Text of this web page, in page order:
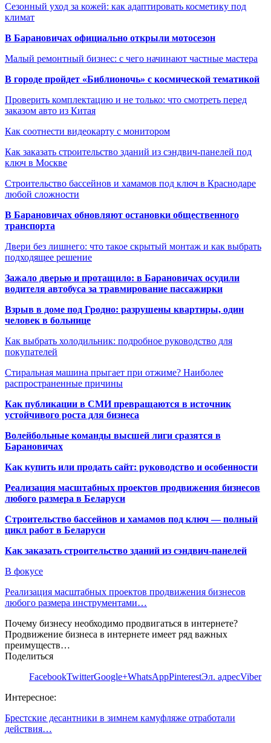
Сезонный уход за кожей: как адаптировать косметику под
климат
В Барановичах официально открыли мотосезон
Малый ремонтный бизнес: с чего начинают частные мастера
В городе пройдет «Библионочь» с космической тематикой
Проверить комплектацию и не только: что смотреть перед
заказом авто из Китая
Как соотнести видеокарту с монитором
Как заказать строительство зданий из сэндвич-панелей под
ключ в Москве
Строительство бассейнов и хамамов под ключ в Краснодаре
любой сложности
В Барановичах обновляют остановки общественного
транспорта
Двери без лишнего: что такое скрытый монтаж и как выбрать
подходящее решение
Зажало дверью и протащило: в Барановичах осудили
водителя автобуса за травмирование пассажирки
Взрыв в доме под Гродно: разрушены квартиры, один
человек в больнице
Как выбрать холодильник: подробное руководство для
покупателей
Стиральная машина прыгает при отжиме? Наиболее
распространенные причины
Как публикации в СМИ превращаются в источник
устойчивого роста для бизнеса
Волейбольные команды высшей лиги сразятся в
Барановичах
Как купить или продать сайт: руководство и особенности
Реализация масштабных проектов продвижения бизнесов
любого размера в Беларуси
Строительство бассейнов и хамамов под ключ — полный
цикл работ в Беларуси
Как заказать строительство зданий из сэндвич-панелей
В фокусе
Реализация масштабных проектов продвижения бизнесов
любого размера инструментами…
Почему бизнесу необходимо продвигаться в интернете?
Продвижение бизнеса в интернете имеет ряд важных
преимуществ…
Поделиться
FacebookTwitterGoogle+WhatsAppPinterestЭл. адресViber
Интересное:
Брестские десантники в зимнем камуфляже отработали
действия…